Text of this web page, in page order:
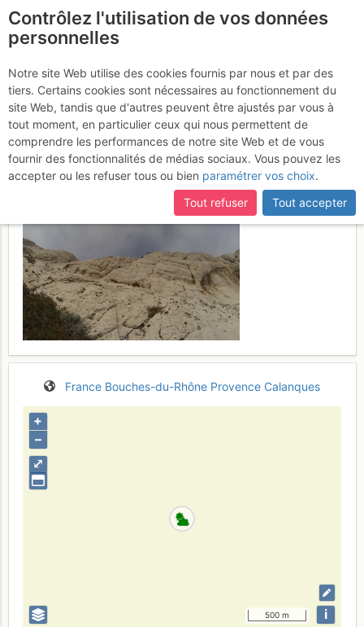
certaines pages ne sont plus accessibles, manquantes ou
incomplètes, déconnectez-vous puis reconnectez-vous à votre
compte sur le site.
Calanque de Sormiou -
L'Archipel : The Big
Lebowski
Vendredi 17 mars 2017
France Bouches-du-Rhône Provence Calanques
⤢
+
–
500 m i
Contrôlez l'utilisation de vos données
personnelles
Notre site Web utilise des cookies fournis par nous et par des
tiers. Certains cookies sont nécessaires au fonctionnement du
site Web, tandis que d'autres peuvent être ajustés par vous à
tout moment, en particulier ceux qui nous permettent de
comprendre les performances de notre site Web et de vous
fournir des fonctionnalités de médias sociaux. Vous pouvez les
accepter ou les refuser tous ou bien paramétrer vos choix.
Tout refuser
Tout accepter